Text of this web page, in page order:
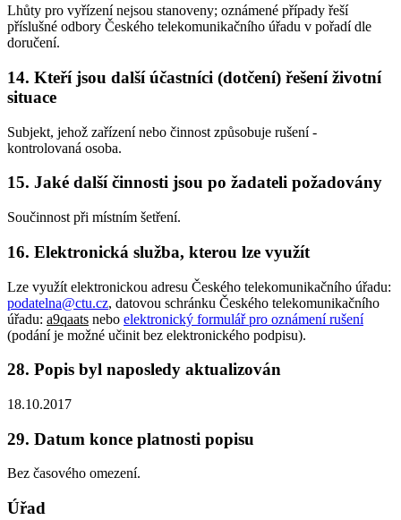
Lhůty pro vyřízení nejsou stanoveny; oznámené případy řeší
příslušné odbory Českého telekomunikačního úřadu v pořadí dle
doručení.
14. Kteří jsou další účastníci (dotčení) řešení životní
situace
Subjekt, jehož zařízení nebo činnost způsobuje rušení -
kontrolovaná osoba.
15. Jaké další činnosti jsou po žadateli požadovány
Součinnost při místním šetření.
16. Elektronická služba, kterou lze využít
Lze využít elektronickou adresu Českého telekomunikačního úřadu:
podatelna@ctu.cz, datovou schránku Českého telekomunikačního
úřadu: a9qaats nebo elektronický formulář pro oznámení rušení
(podání je možné učinit bez elektronického podpisu).
28. Popis byl naposledy aktualizován
18.10.2017
29. Datum konce platnosti popisu
Bez časového omezení.
Úřad